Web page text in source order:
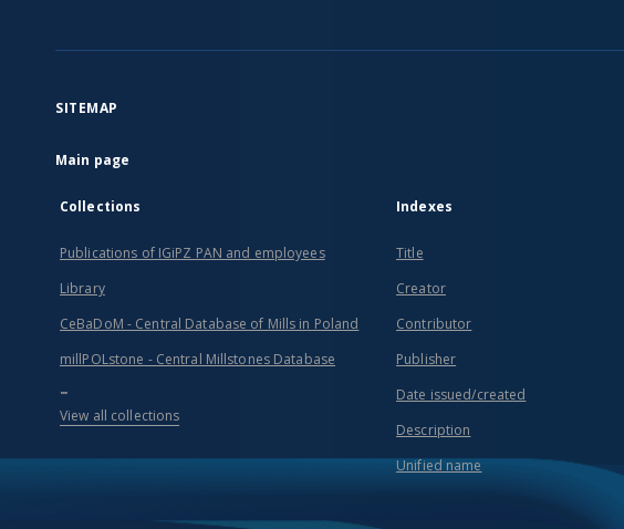
SITEMAP
Main page
Collections
Publications of IGiPZ PAN and employees
Library
CeBaDoM - Central Database of Mills in Poland
millPOLstone - Central Millstones Database
...
View all collections
Indexes
Title
Creator
Contributor
Publisher
Date issued/created
Description
Unified name